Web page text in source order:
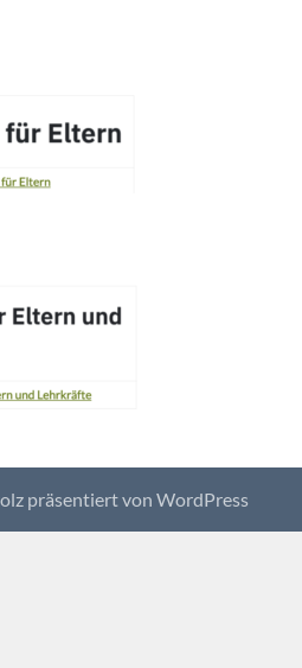
präsentiert von WordPress